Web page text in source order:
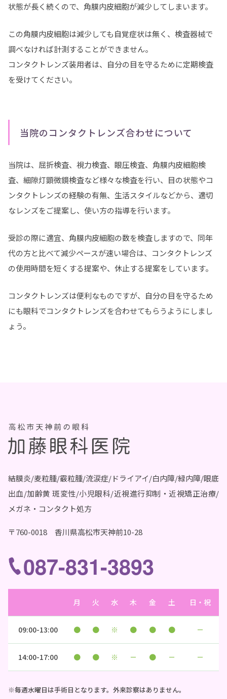
状態が長く続くので、角膜内皮細胞が減少してしまいます。
この角膜内皮細胞は減少しても自覚症状は無く、検査器械で
調べなければ計測することができません。
コンタクトレンズ装用者は、自分の目を守るために定期検査
を受けてください。
当院のコンタクトレンズ合わせについて
当院は、屈折検査、視力検査、眼圧検査、角膜内皮細胞検
査、細隙灯顕微鏡検査など様々な検査を行い、目の状態やコ
ンタクトレンズの経験の有無、生活スタイルなどから、適切
なレンズをご提案し、使い方の指導を行います。
受診の際に適宜、角膜内皮細胞の数を検査しますので、同年
代の方と比べて減少ペースが速い場合は、コンタクトレンズ
の使用時間を短くする提案や、休止する提案をしています。
コンタクトレンズは便利なものですが、自分の目を守るため
にも眼科でコンタクトレンズを合わせてもらうようにしまし
ょう。
結膜炎/麦粒腫/霰粒腫/流涙症/ドライアイ/白内障/緑内障/眼底
出血/加齢黄 斑変性/小児眼科/近視進行抑制・近視矯正治療/
メガネ・コンタクト処方
〒760-0018 香川県高松市天神前10-28
087-831-3893
月 火 水 木 金 土 日・祝
09:00-13:00 ● ● ※ ● ● ● －
14:00-17:00 ● ● ※ － ● － －
※毎週水曜日は手術日となります。外来診察はありません。